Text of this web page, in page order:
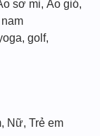
sơ mi, Áo gió,
golf,
Nữ, Trẻ em